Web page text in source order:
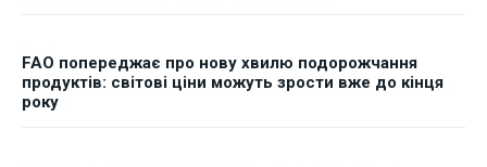
FAO попереджає про нову хвилю подорожчання
продуктів: світові ціни можуть зрости вже до кінця
року